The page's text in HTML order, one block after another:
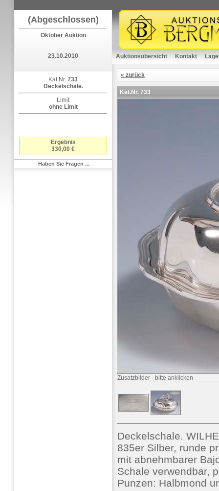
(Abgeschlossen)
Oktober Auktion
23.10.2010
Kat.Nr. 733
Deckelschale.
Limit
ohne Limit
Ergebnis
330,00 €
Haben Sie Fragen ...
Auktionsübersicht Kontakt
« zurück
Kat.Nr. 733
Zusatzbilder - bitte anklicken
Deckelschale.
835er Silber, runde
mit abnehmbarer
Schale verwendbar,
Punzen: Halbmond